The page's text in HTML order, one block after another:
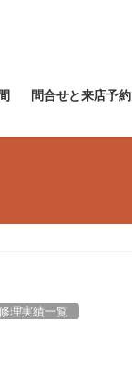
問合せと来店予約
理実績一覧